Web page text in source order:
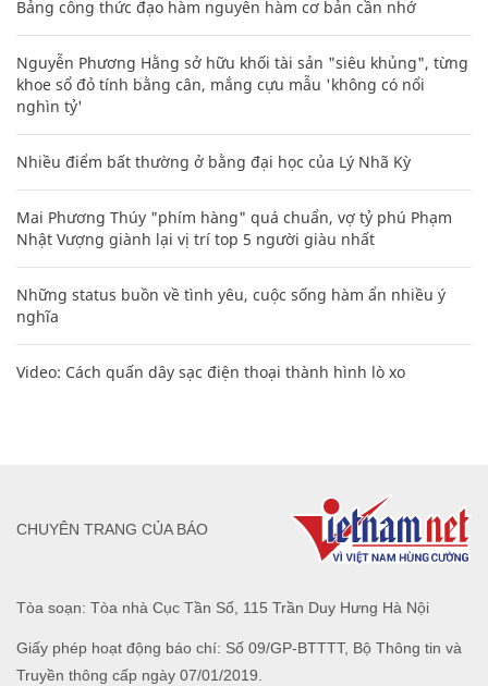
Bảng công thức đạo hàm nguyên hàm cơ bản cần nhớ
Nguyễn Phương Hằng sở hữu khối tài sản "siêu khủng", từng
khoe sổ đỏ tính bằng cân, mắng cựu mẫu 'không có nổi
nghìn tỷ'
Nhiều điểm bất thường ở bằng đại học của Lý Nhã Kỳ
Mai Phương Thúy "phím hàng" quá chuẩn, vợ tỷ phú Phạm
Nhật Vượng giành lại vị trí top 5 người giàu nhất
Những status buồn về tình yêu, cuộc sống hàm ẩn nhiều ý
nghĩa
Video: Cách quấn dây sạc điện thoại thành hình lò xo
Tòa soạn: Tòa nhà Cục Tần Số, 115 Trần Duy Hưng Hà Nội
Giấy phép hoạt động báo chí: Số 09/GP-BTTTT, Bộ Thông tin và
Truyền thông cấp ngày 07/01/2019.
CHUYÊN TRANG CỦA BÁO